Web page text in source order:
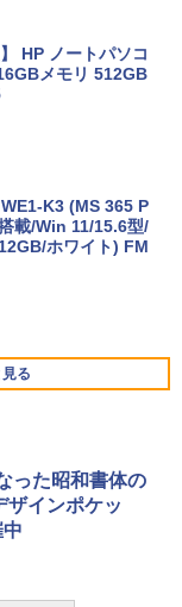
HP ノートパソコ
メモリ 512GB
K3 (MS 365 P
載/Win 11/15.6型/
ホワイト) FM
る
800 Robux 【限
含む】 【オンラ
ブロックス | オン
テキスト 第４版
(16GB) 7イ
調調節ライト、12
告なし、ブラッ
った昭和書体の
ザインポケッ